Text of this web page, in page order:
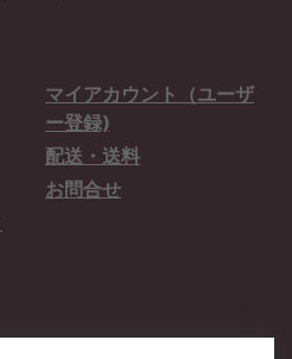
マイアカウント（ユーザ
ー登録)
配送・送料
お問合せ